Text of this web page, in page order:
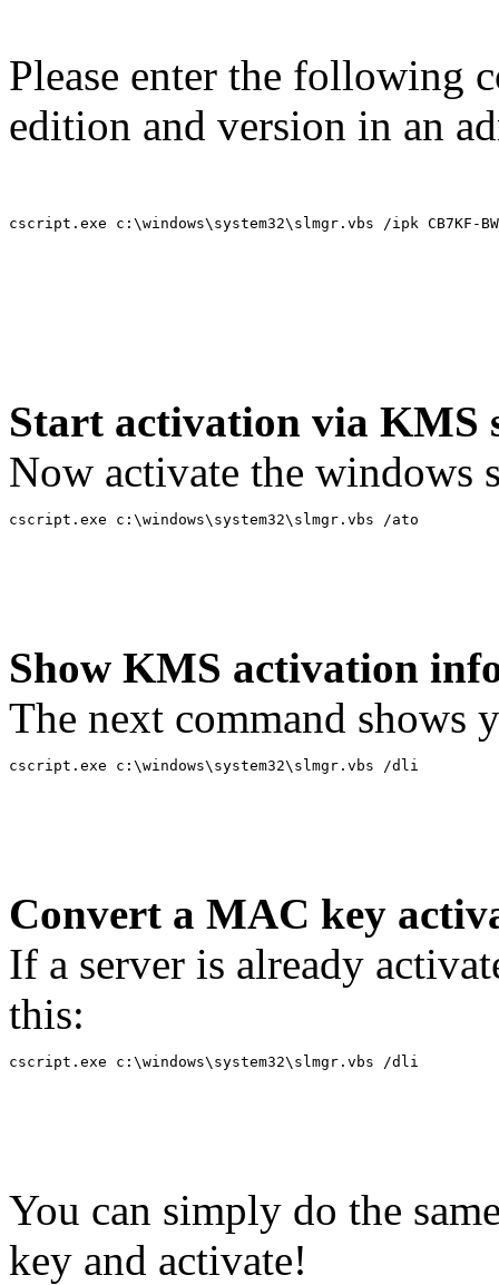
Please enter the following
edition and version in an
cscript.exe c:\windows\system32\slmgr.vbs /ipk CB7KF-
Start activation via KMS
Now activate the windows
cscript.exe c:\windows\system32\slmgr.vbs /ato
Show KMS activation
The next command shows
cscript.exe c:\windows\system32\slmgr.vbs /dli
Convert a MAC key
If a server is already
this:
cscript.exe c:\windows\system32\slmgr.vbs /dli
You can simply do the
key and activate!